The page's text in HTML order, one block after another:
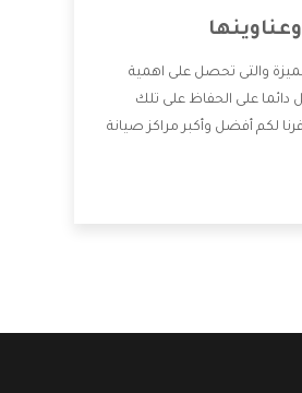
والتى تحصل على اهمية
دائما على الحفاظ على تلك
لكم أفضل وأكبر مراكز صيانة
المنتجات دون اى ازعاج